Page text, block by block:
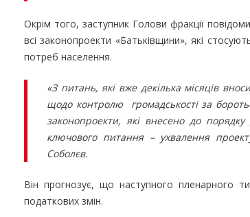
Окрім того, заступник Голови фракції
всі законопроекти «Батьківщини», які
потреб населення.
«З питань, які вже декілька місяців
щодо контролю громадськості за
законопроекти, які внесено до
ключового питання – ухвалення
Соболєв.
Він прогнозує, що наступного пленарного
податкових змін.